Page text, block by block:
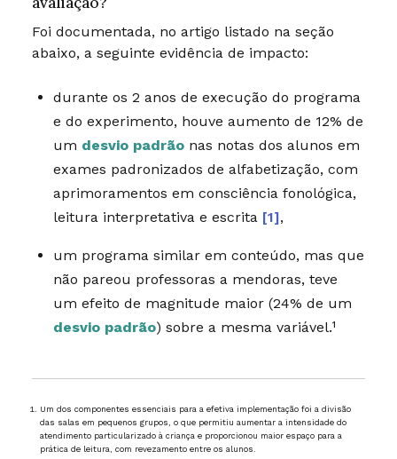
Foi documentada, no artigo listado na seção
abaixo, a seguinte evidência de impacto:
durante os 2 anos de execução do programa
e do experimento, houve aumento de 12% de
um desvio padrãonas notas dos alunos em
exames padronizados de alfabetização, com
aprimoramentos em consciência fonológica,
leitura interpretativa e escrita [1],
um programa similar em conteúdo, mas que
não pareou professoras a mendoras, teve
um efeito de magnitude maior (24% de um
desvio padrão) sobre a mesma variável.¹
Um dos componentes essenciais para a efetiva implementação foi a divisão
das salas em pequenos grupos, o que permitiu aumentar a intensidade do
atendimento particularizado à criança e proporcionou maior espaço para a
prática de leitura, com revezamento entre os alunos.